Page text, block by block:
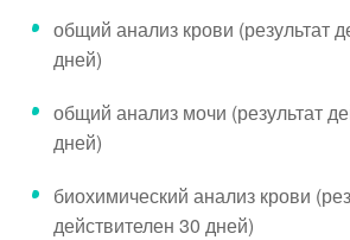
общий анализ крови (результат
дней)
общий анализ мочи (результат
дней)
биохимический анализ крови
действителен 30 дней)